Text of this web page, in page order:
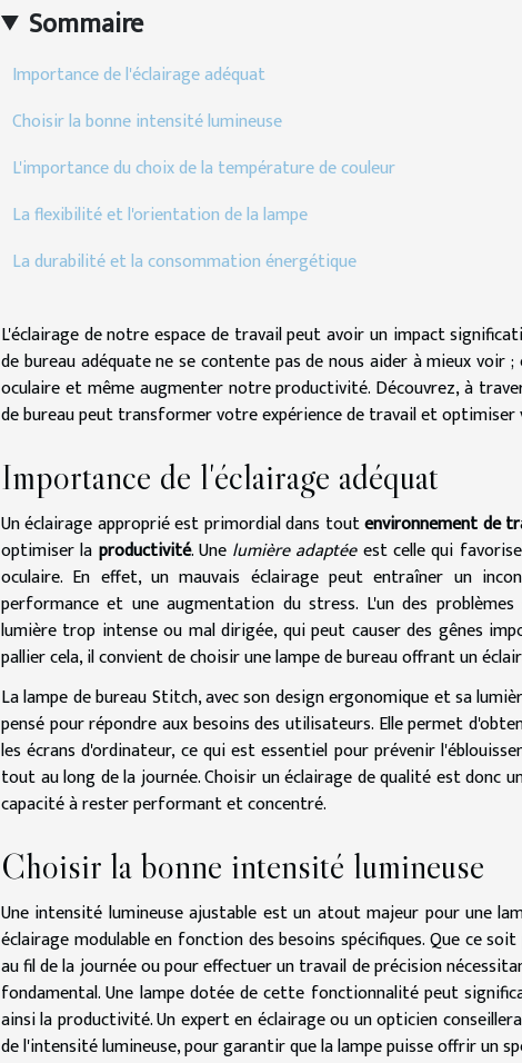
Sommaire
Importance de l'éclairage adéquat
Choisir la bonne intensité lumineuse
L'importance du choix de la température de couleur
La flexibilité et l'orientation de la lampe
La durabilité et la consommation énergétique
L'éclairage de notre espace de travail peut avoir un impact
de bureau adéquate ne se contente pas de nous aider à mieux
oculaire et même augmenter notre productivité. Découvrez, à
de bureau peut transformer votre expérience de travail et optimiser
Importance de l'éclairage adéquat
Un éclairage approprié est primordial dans toutenvironnement de
optimiser la productivité. Une lumière adaptéeest celle qui
oculaire. En effet, un mauvais éclairage peut entraîner un
performance et une augmentation du stress. L'un des
lumière trop intense ou mal dirigée, qui peut causer des gênes
pallier cela, il convient de choisir une lampe de bureau offrant un
Lalampe de bureau Stitch, avec son design ergonomique et sa
pensé pour répondre aux besoins des utilisateurs. Elle permet
les écrans d'ordinateur, ce qui est essentiel pour prévenir
tout au long de la journée. Choisir un éclairage de qualité est donc
capacité à rester performant et concentré.
Choisir la bonne intensité lumineuse
Une intensité lumineuse ajustable est un atout majeur pour une
éclairage modulable en fonction des besoins spécifiques. Que ce
au fil de la journée ou pour effectuer un travail de précision
fondamental. Une lampe dotée de cette fonctionnalité peut
ainsi la productivité. Un expert en éclairage ou un opticien
de l'intensité lumineuse, pour garantir que la lampe puisse offrir un